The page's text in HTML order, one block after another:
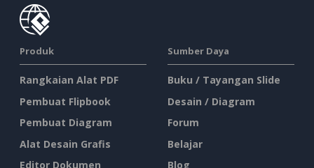
Produk
Rangkaian Alat PDF
Pembuat Flipbook
Pembuat Diagram
Alat Desain Grafis
Editor Dokumen
Sumber Daya
Buku / Tayangan Slide
Desain / Diagram
Forum
Belajar
Blog